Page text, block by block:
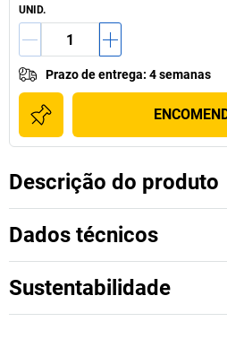
UNID.
Prazo de entrega: 4 semanas
Descrição do produto
Dados técnicos
Sustentabilidade